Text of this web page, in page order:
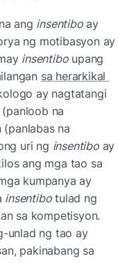
ang insentibo ay
ng motibasyon ay
insentibo upang
sa herarkikal
ay nagtatangi
na
na
uri ng insentibo ay
ang mga tao sa
kumpanya ay
insentibo tulad ng
sa kompetisyon.
unlad ng tao ay
pakinabang sa